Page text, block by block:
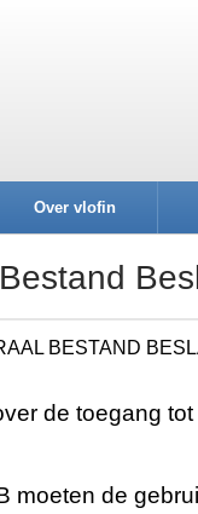
Over vlofin
BESTAND
de toegang
moeten de